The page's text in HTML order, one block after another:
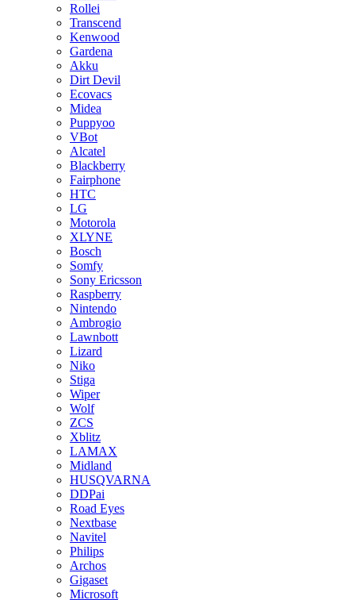
Rollei
Transcend
Kenwood
Gardena
Akku
Dirt Devil
Ecovacs
Midea
Puppyoo
VBot
Alcatel
Blackberry
Fairphone
HTC
LG
Motorola
XLYNE
Bosch
Somfy
Sony Ericsson
Raspberry
Nintendo
Ambrogio
Lawnbott
Lizard
Niko
Stiga
Wiper
Wolf
ZCS
Xblitz
LAMAX
Midland
HUSQVARNA
DDPai
Road Eyes
Nextbase
Navitel
Philips
Archos
Gigaset
Microsoft